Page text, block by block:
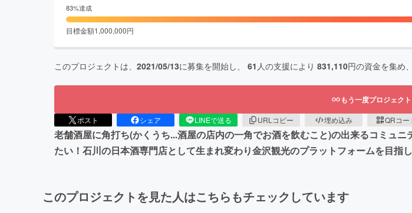
83%達成
目標金額1,000,000円
このプロジェクトは、 2021/05/13に募集を開始し、 61 人の支援により 831,110円の資金を集め、
もう一度プロジェク
ポスト シェア LINEで送る URLコピー 埋め込み QRコー
老舗酒屋に角打ち(かくうち...酒屋の店内の一角でお酒を飲むこと)の出来るコミュ
たい！石川の日本酒専門店として生まれ変わり金沢観光のプラットフォームを目指
このプロジェクトを見た人はこちらもチェックしています